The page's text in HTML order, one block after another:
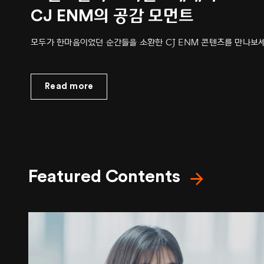
CJ ENM의 공감 모먼트
모두가 한마음이었던 순간들을 소환한 CJ ENM 콘텐츠를 만나보
Read more
Featured Contents